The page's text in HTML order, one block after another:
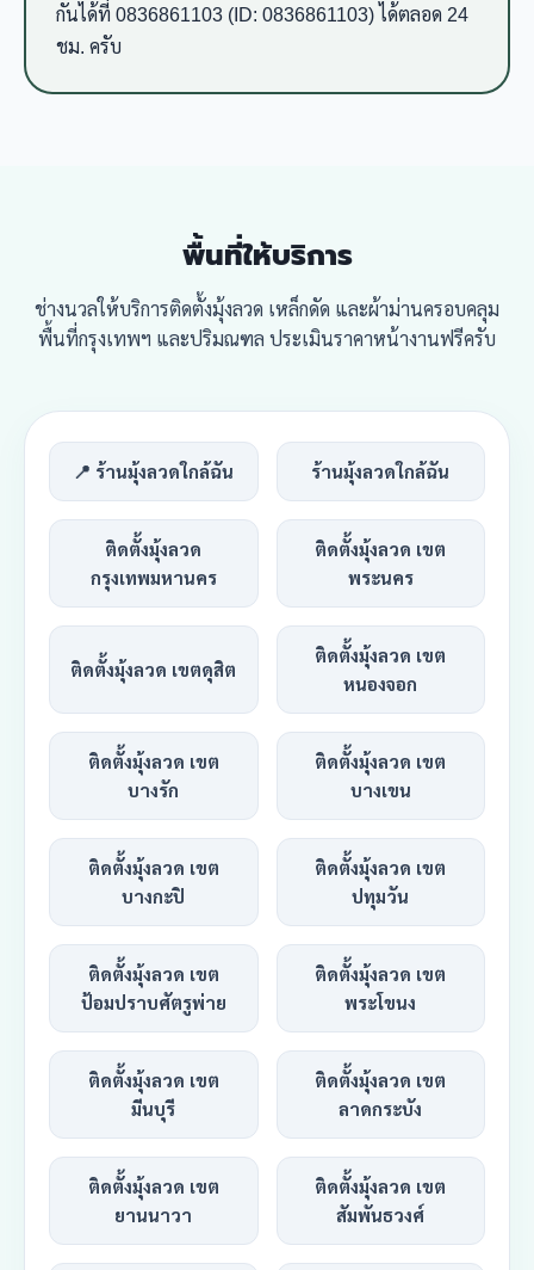
กันได้ที่ 0836861103 (ID: 0836861103) ได้ตลอด 24
ชม. ครับ
พื้นที่ให้บริการ
ช่างนวลให้บริการติดตั้งมุ้งลวด เหล็กดัด และผ้าม่านครอบคลุม
พื้นที่กรุงเทพฯ และปริมณฑล ประเมินราคาหน้างานฟรีครับ
📍 ร้านมุ้งลวดใกล้ฉัน ร้านมุ้งลวดใกล้ฉัน
ติดตั้งมุ้งลวด
กรุงเทพมหานคร
ติดตั้งมุ้งลวด เขต
พระนคร
ติดตั้งมุ้งลวด เขตดุสิต
ติดตั้งมุ้งลวด เขต
หนองจอก
ติดตั้งมุ้งลวด เขต
บางรัก
ติดตั้งมุ้งลวด เขต
บางเขน
ติดตั้งมุ้งลวด เขต
บางกะปิ
ติดตั้งมุ้งลวด เขต
ปทุมวัน
ติดตั้งมุ้งลวด เขต
ป้อมปราบศัตรูพ่าย
ติดตั้งมุ้งลวด เขต
พระโขนง
ติดตั้งมุ้งลวด เขต
มีนบุรี
ติดตั้งมุ้งลวด เขต
ลาดกระบัง
ติดตั้งมุ้งลวด เขต
ยานนาวา
ติดตั้งมุ้งลวด เขต
สัมพันธวงศ์